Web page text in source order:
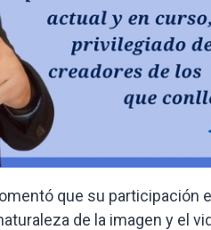
que su participación
de la imagen y el